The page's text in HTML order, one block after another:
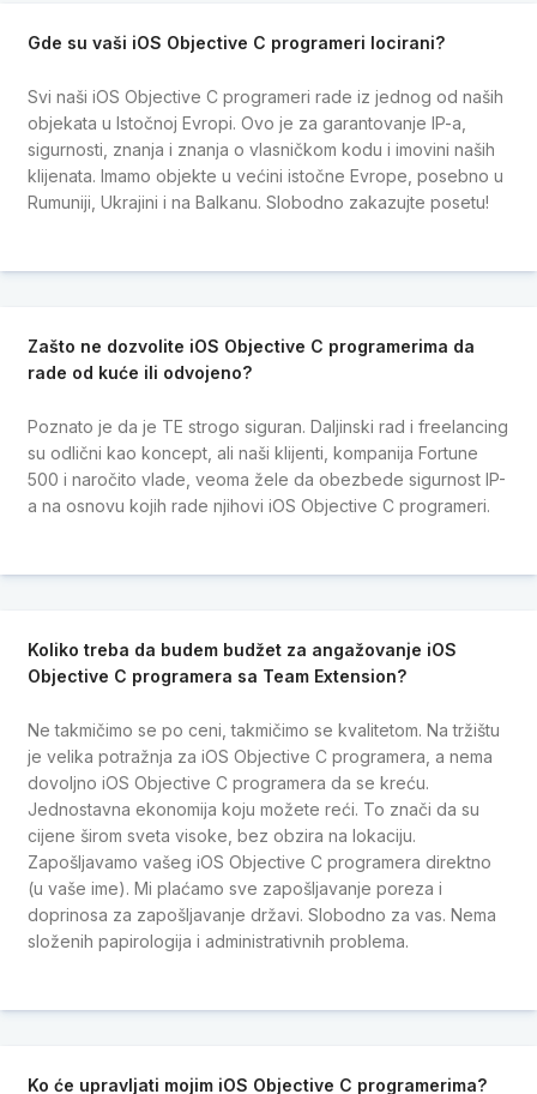
Gde su vaši iOS Objective C programeri locirani?
Svi naši iOS Objective C programeri rade iz jednog od naših
objekata u Istočnoj Evropi. Ovo je za garantovanje IP-a,
sigurnosti, znanja i znanja o vlasničkom kodu i imovini naših
klijenata. Imamo objekte u većini istočne Evrope, posebno u
Rumuniji, Ukrajini i na Balkanu. Slobodno zakazujte posetu!
Zašto ne dozvolite iOS Objective C programerima da
rade od kuće ili odvojeno?
Poznato je da je TE strogo siguran. Daljinski rad i freelancing
su odlični kao koncept, ali naši klijenti, kompanija Fortune
500 i naročito vlade, veoma žele da obezbede sigurnost IP-
a na osnovu kojih rade njihovi iOS Objective C programeri.
Koliko treba da budem budžet za angažovanje iOS
Objective C programera sa Team Extension?
Ne takmičimo se po ceni, takmičimo se kvalitetom. Na tržištu
je velika potražnja za iOS Objective C programera, a nema
dovoljno iOS Objective C programera da se kreću.
Jednostavna ekonomija koju možete reći. To znači da su
cijene širom sveta visoke, bez obzira na lokaciju.
Zapošljavamo vašeg iOS Objective C programera direktno
(u vaše ime). Mi plaćamo sve zapošljavanje poreza i
doprinosa za zapošljavanje državi. Slobodno za vas. Nema
složenih papirologija i administrativnih problema.
Ko će upravljati mojim iOS Objective C programerima?